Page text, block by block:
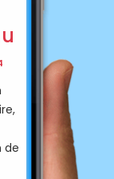
de